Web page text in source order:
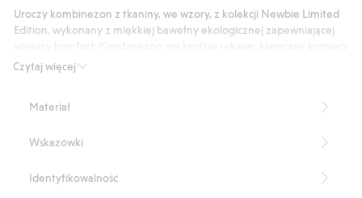
23
głosów
Czytaj więcej
Uroczy kombinezon z tkaniny, we wzory, z kolekcji Newbie Limited
Edition, wykonany z miękkiej bawełny ekologicznej zapewniającej
marynarski i dwie urocze naszyte kieszenie. Ma praktyczne zapięcie
rodzeństwem na piękne letnie dni.
Numer artykułu
Materiał
Wskazówki
Identyfikowalność